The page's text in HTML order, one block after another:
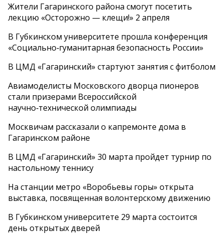
Жители Гагаринского района смогут посетить
лекцию «Осторожно — клещи!» 2 апреля
В Губкинском университете прошла конференция
«Социально‑гуманитарная безопасность России»
В ЦМД «Гагаринский» стартуют занятия с фитболом
Авиамоделисты Московского дворца пионеров
стали призерами Всероссийской
научно‑технической олимпиады
Москвичам рассказали о капремонте дома в
Гагаринском районе
В ЦМД «Гагаринский» 30 марта пройдет турнир по
настольному теннису
На станции метро «Воробьевы горы» открыта
выставка, посвященная волонтерскому движению
В Губкинском университете 29 марта состоится
день открытых дверей